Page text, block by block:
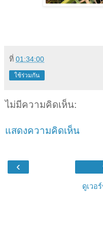
ที่ 01:34:00
ใช้ร่วมกัน
ไม่มีความคิดเห็น:
แสดงความคิดเห็น
‹
ดูเวอ